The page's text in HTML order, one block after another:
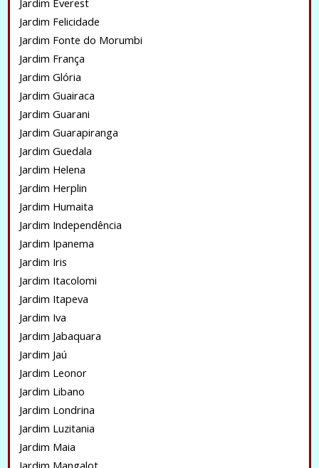
Jardim Everest
Jardim Felicidade
Jardim Fonte do Morumbi
Jardim França
Jardim Glória
Jardim Guairaca
Jardim Guarani
Jardim Guarapiranga
Jardim Guedala
Jardim Helena
Jardim Herplin
Jardim Humaita
Jardim Independência
Jardim Ipanema
Jardim Iris
Jardim Itacolomi
Jardim Itapeva
Jardim Iva
Jardim Jabaquara
Jardim Jaú
Jardim Leonor
Jardim Libano
Jardim Londrina
Jardim Luzitania
Jardim Maia
Jardim Mangalot